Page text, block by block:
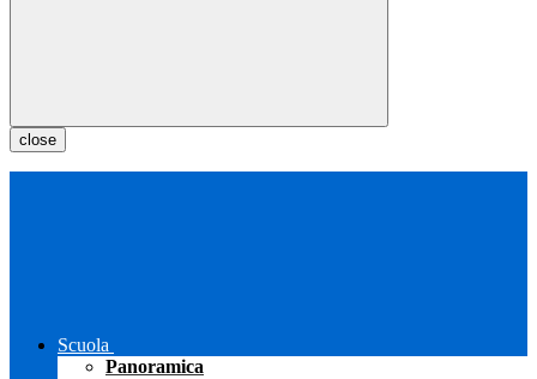
close
Scuola
Panoramica